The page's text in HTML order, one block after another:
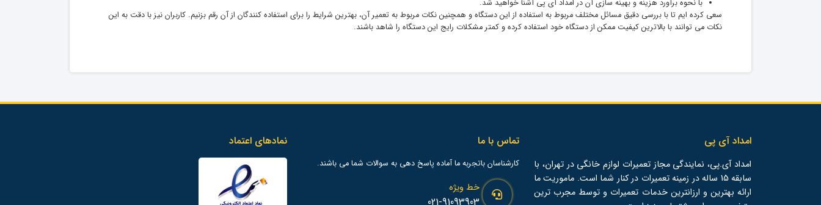
با نحوه برآورد هزینه و بهینه سازی آن در امداد آی پی آشنا خواهید شد.
سعی کرده ایم تا با بررسی دقیق مسائل مختلف مربوط به استفاده از این دستگاه و همچنین نکات مربوط به تعمیر آن، بهترین شرایط را برای استفاده کنندگان از آن رقم بزنیم. کاربران نیز با دقت به این
نکات می توانند با بالاترین کیفیت ممکن از دستگاه خود استفاده کرده و کمتر مشکلات رایج این دستگاه را شاهد باشند.
امداد آی پی
امداد آی.پی، نمایندگی مجاز تعمیرات لوازم خانگی در تهران، با
سابقه 15 ساله در زمینه تعمیرات در کنار شما است. ماموریت ما
ارائه بهترین و ارزانترین خدمات تعمیرات و توسط مجرب ترین
تماس با ما
کارشناسان باتجربه ما آماده پاسخ دهی به سوالات شما می باشند.
خط ویژه
نمادهای اعتماد